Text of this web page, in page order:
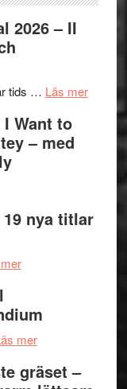
2026 – II
tids … Läs merom
Ystad
II
Want to
– med
nya titlar
om
West
presenterar
nya
merom
Shahab
gräset –